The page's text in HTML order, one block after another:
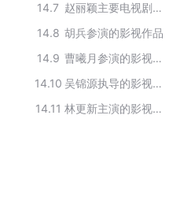
14.7
赵丽颖主要电视剧作品
14.8 胡兵参演的影视作品
14.9
曹曦月参演的影视作品
14.10
吴锦源执导的影视作品
14.11
林更新主演的影视作品